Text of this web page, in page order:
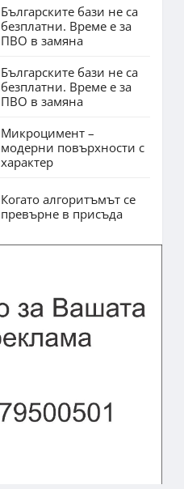
Българските бази не са
безплатни. Време е за
ПВО в замяна
Българските бази не са
безплатни. Време е за
ПВО в замяна
Микроцимент –
модерни повърхности с
характер
Когато алгоритъмът се
превърне в присъда